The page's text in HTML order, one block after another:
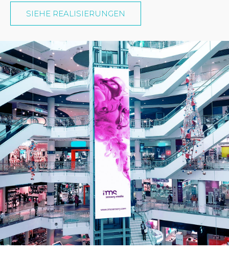
SIEHE REALISIERUNGEN